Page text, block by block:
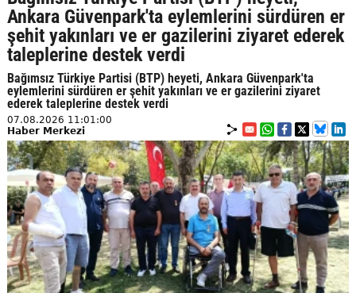
Ankara Güvenpark'ta eylemlerini sürdüren er
şehit yakınları ve er gazilerini ziyaret ederek
taleplerine destek verdi
Bağımsız Türkiye Partisi (BTP) heyeti, Ankara Güvenpark'ta
eylemlerini sürdüren er şehit yakınları ve er gazilerini ziyaret
ederek taleplerine destek verdi
07.08.2026 11:01:00
Haber Merkezi